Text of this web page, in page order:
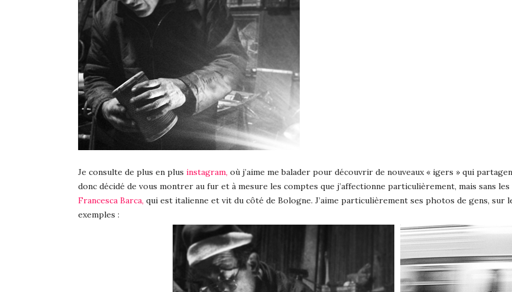
Je consulte de plus en plus instagram, où j’aime me balader pour découvrir de nouveaux « igers » qui
donc décidé de vous montrer au fur et à mesure les comptes que j’affectionne particulièrement, mais sans
Francesca Barca, qui est italienne et vit du côté de Bologne. J’aime particulièrement ses photos de gens, sur
exemples :